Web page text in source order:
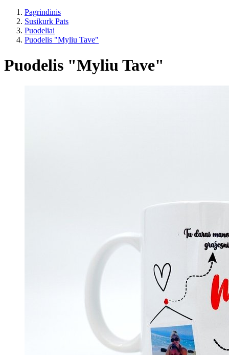
Pagrindinis
Susikurk Pats
Puodeliai
Puodelis "Myliu Tave"
Puodelis "Myliu Tave"